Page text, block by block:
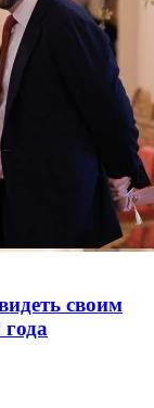
своим